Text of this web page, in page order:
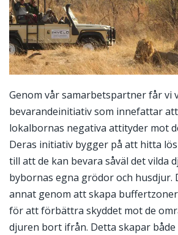
Genom vår samarbetspartner får vi
bevarandeinitiativ som innefattar
lokalbornas negativa attityder mot
Deras initiativ bygger på att hitta
till att de kan bevara såväl det vilda
bybornas egna grödor och husdjur.
annat genom att skapa
för att förbättra skyddet mot de
djuren bort ifrån. Detta skapar